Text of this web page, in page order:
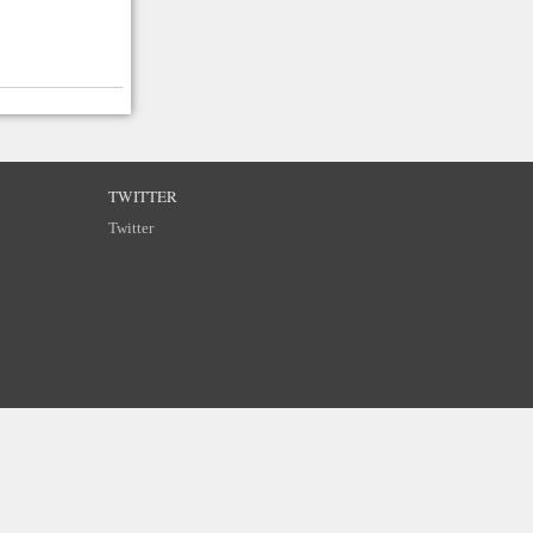
TWITTER
Twitter